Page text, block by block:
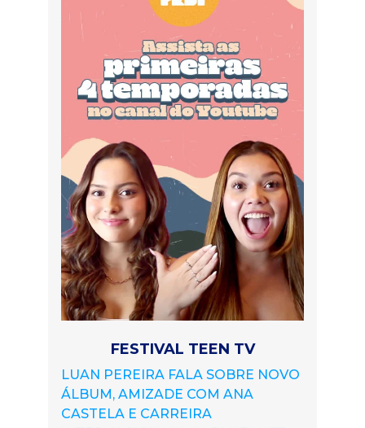
FESTIVAL TEEN TV
LUAN PEREIRA FALA SOBRE NOVO
ÁLBUM, AMIZADE COM ANA
CASTELA E CARREIRA